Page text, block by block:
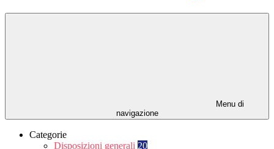
Menu di
navigazione
Categorie
Disposizioni generali 20